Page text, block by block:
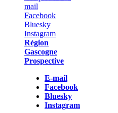
Région
Gascogne
Prospective
E-mail
Facebook
Bluesky
Instagram